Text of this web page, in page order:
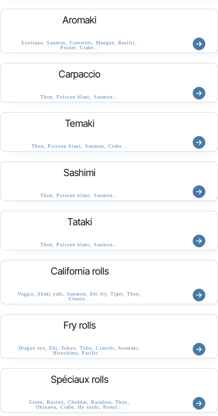
Aromaki
Exotique, Saumon, Crevettes, Mangue, Basilic,
Poulet, Crabe…
Carpaccio
Thon, Poisson blanc, Saumon…
Temaki
Thon, Poisson blanc, Saumon, Crabe…
Sashimi
Thon, Poisson blanc, Saumon…
Tataki
Thon, Poisson blanc, Saumon…
California rolls
Veggie, Shaki yaki, Saumon, Ebi fry, Tiger, Thon,
Cheese…
Fry rolls
Dragon eye, Ebi, Tokyo, Tubo, Cranchi, Aromaki,
Hirochima, Pacific …
Spéciaux rolls
Green, Boston, Cheddar, Rainbow, Thon,
Okinawa, Crabe, Hy sushi, Boeuf…